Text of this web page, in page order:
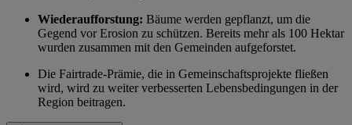
Wiederaufforstung: Bäume werden gepflanzt, um die
Gegend vor Erosion zu schützen. Bereits mehr als 100 Hektar
wurden zusammen mit den Gemeinden aufgeforstet.
Die Fairtrade-Prämie, die in Gemeinschaftsprojekte fließen
wird, wird zu weiter verbesserten Lebensbedingungen in der
Region beitragen.